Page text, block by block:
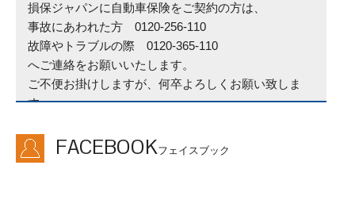
損保ジャパンに自動車保険をご契約の方は、
事故にあわれた方 0120-256-110
故障やトラブルの際 0120-365-110
へご連絡をお願いいたします。
ご不便お掛けしますが、何卒よろしくお願い致しま
す。
■定休日変更のお知らせ■
2026年4月1日より第4土曜ないし月曜も定休日となり
FACEBOOKフェイスブック